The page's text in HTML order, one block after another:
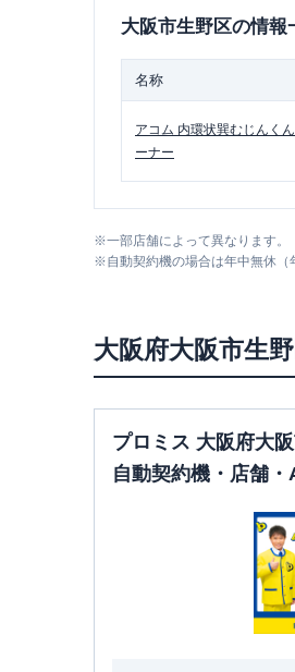
大阪市生野区の情報
名称
アコム 内環状巽むじんく
ーナー
※一部店舗によって異なります。
※自動契約機の場合は年中無休（
大阪府大阪市生
プロミス 大阪府大
自動契約機・店舗